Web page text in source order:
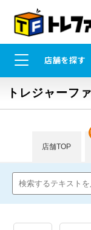
店舗を探す
トレジャーフ
店舗TOP